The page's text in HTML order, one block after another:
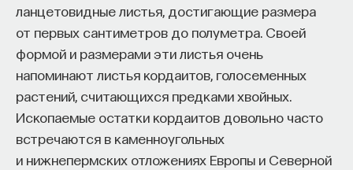
ланцетовидные листья, достигающие размера
от первых сантиметров до полуметра. Своей
формой и размерами эти листья очень
напоминают листья кордаитов, голосеменных
растений, считающихся предками хвойных.
Ископаемые остатки кордаитов довольно часто
встречаются в каменноугольных
и нижнепермских отложениях Европы и Северной